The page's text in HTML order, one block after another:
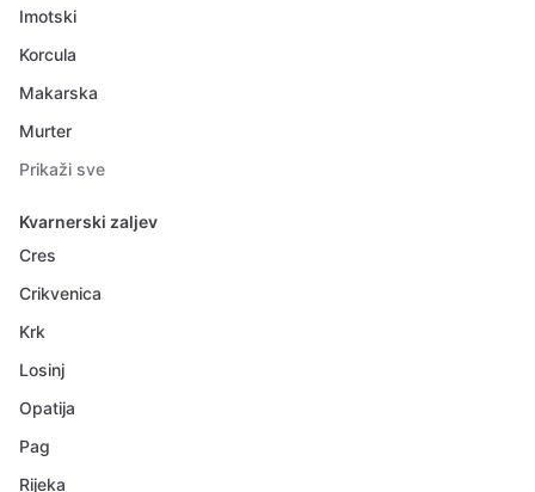
Imotski
Korcula
Makarska
Murter
Prikaži sve
Kvarnerski zaljev
Cres
Crikvenica
Krk
Losinj
Opatija
Pag
Rijeka